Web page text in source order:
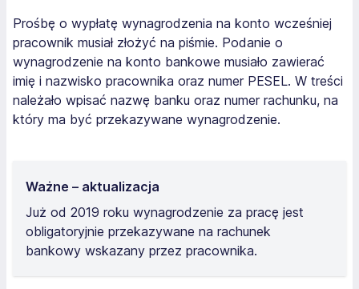
Prośbę o wypłatę wynagrodzenia na konto wcześniej
pracownik musiał złożyć na piśmie. Podanie o
wynagrodzenie na konto bankowe musiało zawierać
imię i nazwisko pracownika oraz numer PESEL. W treści
należało wpisać nazwę banku oraz numer rachunku, na
który ma być przekazywane wynagrodzenie.
Ważne – aktualizacja
Już od 2019 roku wynagrodzenie za pracę jest
obligatoryjnie przekazywane na rachunek
bankowy wskazany przez pracownika.